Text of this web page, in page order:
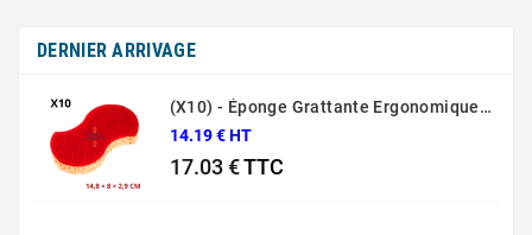
DERNIER ARRIVAGE
(X10) - Éponge Grattante Ergonomique Rouge Sponrex 92
14.19 € HT
17.03 €TTC